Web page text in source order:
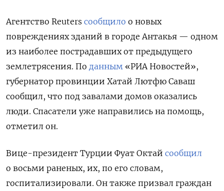
Агентство Reuters сообщило о новых
повреждениях зданий в городе Антакья — одном
из наиболее пострадавших от предыдущего
землетрясения. По данным «РИА Новостей»,
губернатор провинции Хатай Лютфю Саваш
сообщил, что под завалами домов оказались
люди. Спасатели уже направились на помощь,
отметил он.
Вице-президент Турции Фуат Октай сообщил
о восьми раненых, их, по его словам,
госпитализировали. Он также призвал граждан